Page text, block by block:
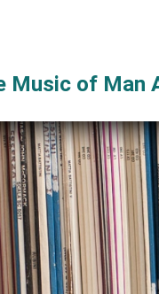
Music of Man